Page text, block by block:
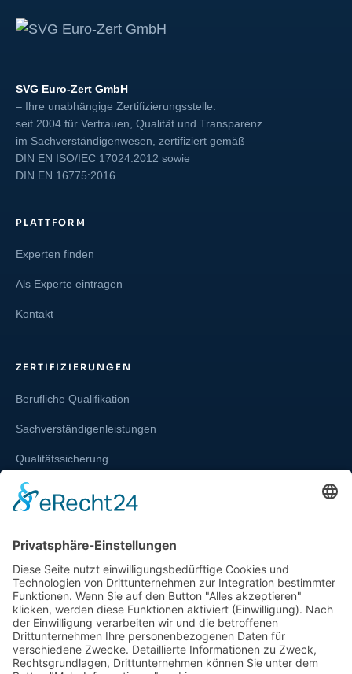
SVG Euro-Zert GmbH
– Ihre unabhängige Zertifizierungsstelle:
seit 2004 für Vertrauen, Qualität und Transparenz
im Sachverständigenwesen, zertifiziert gemäß
DIN EN ISO/IEC 17024:2012 sowie
DIN EN 16775:2016
PLATTFORM
Experten finden
Als Experte eintragen
Kontakt
ZERTIFIZIERUNGEN
Berufliche Qualifikation
Sachverständigenleistungen
Qualitätssicherung
Weiterbildung und Schulung
SERVICE & RECHT
Infos zur Unparteilichkeit
Kontakt
Beschwerdestelle